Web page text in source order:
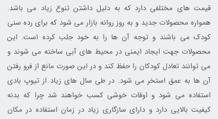
قیمت های مختلفی دارد که به دلیل داشتن تنوع زیاد می باشد.
همواره محصولات جدید و به روز روانه بازار می شود که برای رده سنی
کودک می باشند و توجه آن ها را به خود جلب کرده است. این
محصولات جهت ایجاد ایمنی در محیط های آبی ساخته می شوند و
می توانند تعادل کودکان را حفظ کند و در این صورت مانع از فرو رفتن
آن ها به عمق استخر می شود. در طی سال های زیاد از تیوپ بادی
استفاده می شود و اوقات خوشی کسب خواهند شد چرا که بدنه
کیفیت بالایی دارد و دارای سازگاری زیاد در زمان استفاده در مکان